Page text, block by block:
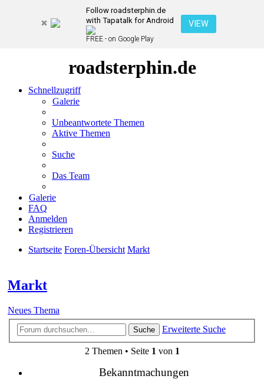
Follow roadsterphin.de
with Tapatalk for Android
FREE - on Google Play
VIEW
roadsterphin.de
Schnellzugriff
Galerie
Unbeantwortete Themen
Aktive Themen
Suche
Das Team
Galerie
FAQ
Anmelden
Registrieren
Startseite Foren-Übersicht Markt
Markt
Neues Thema
Suche Erweiterte Suche
2 Themen • Seite 1 von 1
Bekanntmachungen